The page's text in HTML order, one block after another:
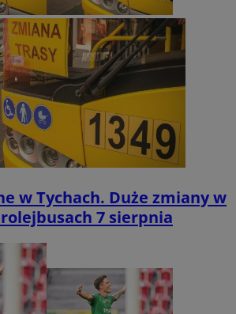
w Tychach. Duże zmiany w
7 sierpnia